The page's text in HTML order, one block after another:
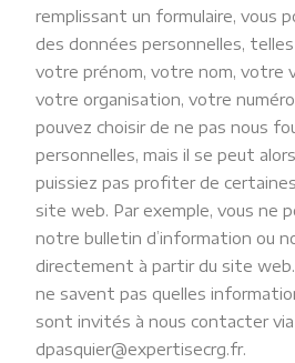
remplissant un formulaire, vous
des données personnelles,
votre prénom, votre nom, votre
votre organisation, votre
pouvez choisir de ne pas nous
personnelles, mais il se peut
puissiez pas profiter de
site web. Par exemple, vous ne
notre bulletin d’information ou
directement à partir du site
ne savent pas quelles
sont invités à nous contacter via
dpasquier@expertisecrg.fr.